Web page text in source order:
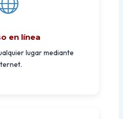
en línea
lugar mediante